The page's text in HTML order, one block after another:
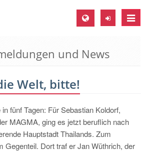
Toggle
USA
und News
Welt, bitte!
fünf Tagen: Für Sebastian Koldorf,
MAGMA, ging es jetzt beruflich nach
Hauptstadt Thailands. Zum
Gegenteil. Dort traf er Jan Wüthrich, der